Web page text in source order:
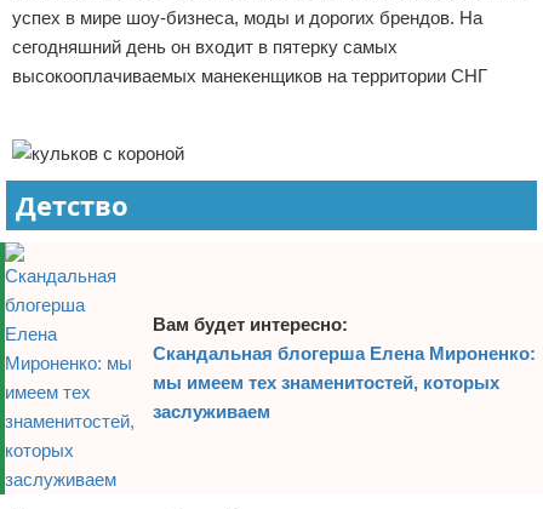
Разное
успех в мире шоу-бизнеса, моды и дорогих брендов. На
сегодняшний день он входит в пятерку самых
высокооплачиваемых манекенщиков на территории СНГ
Детство
Вам будет интересно:
Скандальная блогерша Елена Мироненко:
мы имеем тех знаменитостей, которых
заслуживаем